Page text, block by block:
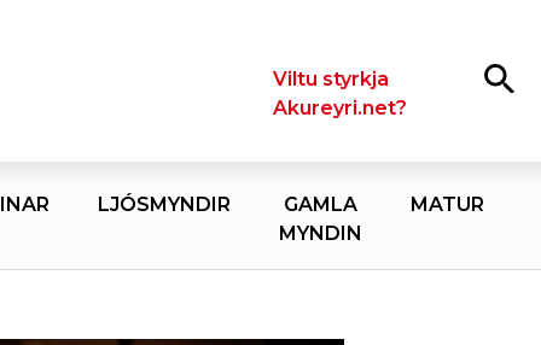
LeitaViltu styrkja
Akureyri.net?
LJÓSMYNDIR
GAMLA
MYNDIN
MATUR